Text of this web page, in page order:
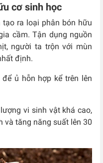
cơ sinh học
ra loại phân bón hữu
cầm. Tận dụng nguồn
người ta trộn với mùn
định.
ủ hỗn hợp kể trên lên
vi sinh vật khá cao,
và tăng năng suất lên 30